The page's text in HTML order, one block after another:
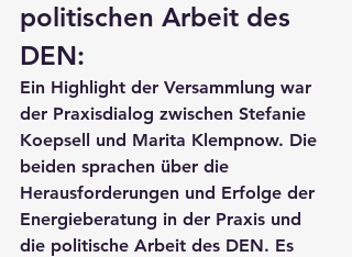
politischen Arbeit des
DEN:
Ein Highlight der Versammlung war
der Praxisdialog zwischen Stefanie
Koepsell und Marita Klempnow. Die
beiden sprachen über die
Herausforderungen und Erfolge der
Energieberatung in der Praxis und
die politische Arbeit des DEN. Es